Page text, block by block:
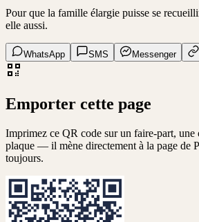
Pour que la famille élargie puisse se
elle aussi.
WhatsApp SMS Messenger
Emporter cette page
Imprimez ce QR code sur un faire-part, une
plaque — il mène directement à la page de
toujours.